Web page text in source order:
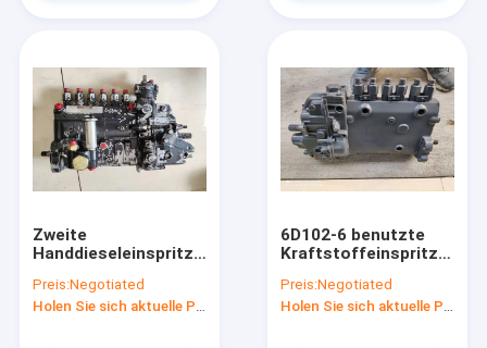
Produkte
Über uns
Fabrik-Ausflug
Zweite
Handdieseleinspritzpumpe
PC200-7 101062-
9310 101609-3760
Preis:Negotiated
6D102-6 benutzte
Kraftstoffeinspritzdüse
Engine 101609-3321
101061-9990
Preis:Negotiated